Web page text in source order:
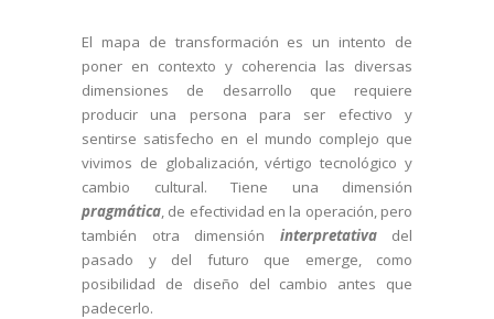
El mapa de transformación es un intento de
poner en contexto y coherencia las diversas
dimensiones de desarrollo que requiere
producir una persona para ser efectivo y
sentirse satisfecho en el mundo complejo que
vivimos de globalización, vértigo tecnológico y
cambio cultural. Tiene una dimensión
pragmática, de efectividad en la operación, pero
también otra dimensión interpretativadel
pasado y del futuro que emerge, como
posibilidad de diseño del cambio antes que
padecerlo.